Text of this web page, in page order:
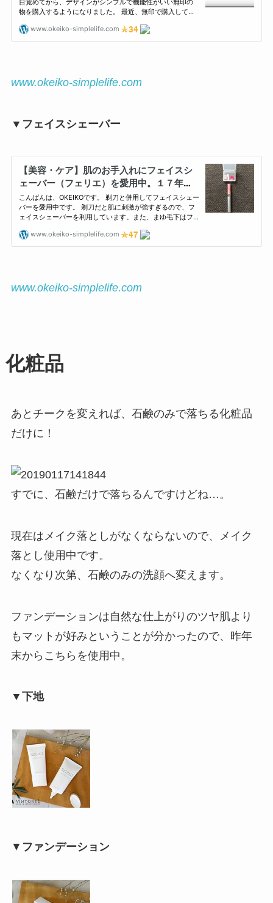
www.okeiko-simplelife.com
▼フェイスシェーバー
www.okeiko-simplelife.com
化粧品
あとチークを変えれば、石鹸のみで落ちる化粧品
だけに！
すでに、石鹸だけで落ちるんですけどね…。
現在はメイク落としがなくならないので、メイク
落とし使用中です。
なくなり次第、石鹸のみの洗顔へ変えます。
ファンデーションは自然な仕上がりのツヤ肌より
もマットが好みということが分かったので、昨年
末からこちらを使用中。
▼下地
▼ ファンデーション